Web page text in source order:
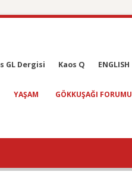
GL Dergisi Kaos Q ENGLISH
YAŞAM GÖKKUŞAĞI FORUMU